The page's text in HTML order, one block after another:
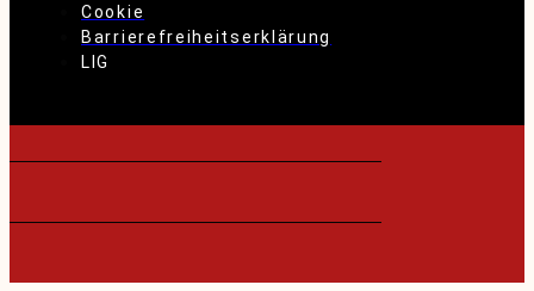
Cookie
Barrierefreiheitserklärung
LIG